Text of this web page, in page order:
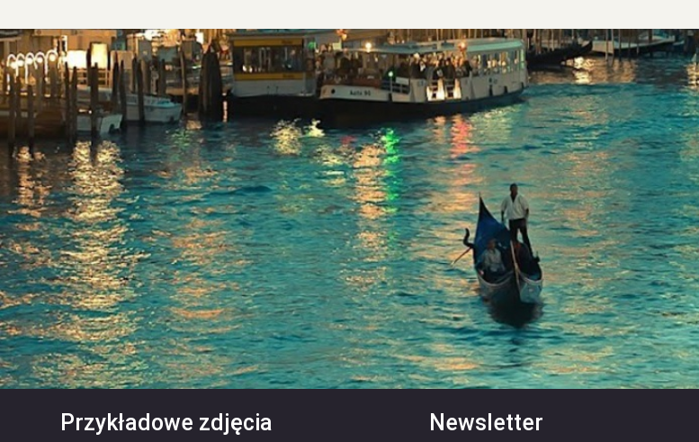
Przykładowe zdjęcia Newsletter